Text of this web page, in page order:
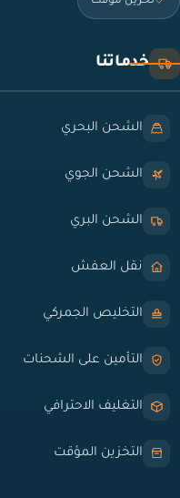
خدماتنا
الشحن البحري
الشحن الجوي
الشحن البري
نقل العفش
التخليص الجمركي
التأمين على الشحنات
التغليف الاحترافي
التخزين المؤقت